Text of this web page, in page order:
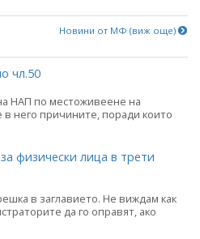
Новини от МФ (виж още)
чл.50
НАП по местоживеене на
него причините, поради които
физически лица в трети
в заглавието. Не виждам как
да го оправят, ако